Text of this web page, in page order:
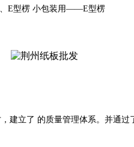
、 E型楞 小包装用——E型楞
建立了 的质量管理体系。 并通过